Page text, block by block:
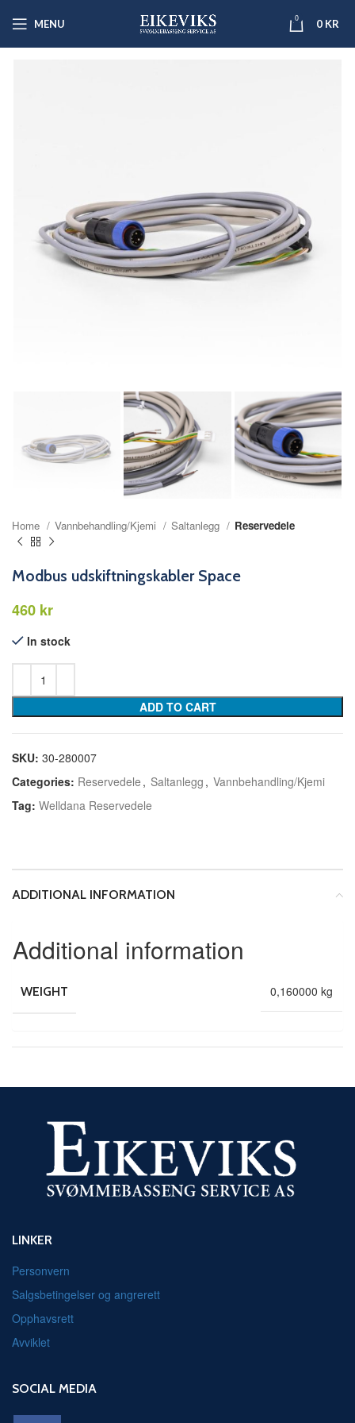
MENU 0 0 KR
Home Vannbehandling/Kjemi Saltanlegg Reservedele
Modbus udskiftningskabler Space
kr
In stock
ADD TO CART
SKU: 30-280007
Categories: Reservedele , Saltanlegg , Vannbehandling/Kjemi
Tag: Welldana Reservedele
ADDITIONAL INFORMATION
Additional information
WEIGHT 0,160000 kg
LINKER
Personvern
Salgsbetingelser og angrerett
Opphavsrett
Avviklet
SOCIAL MEDIA